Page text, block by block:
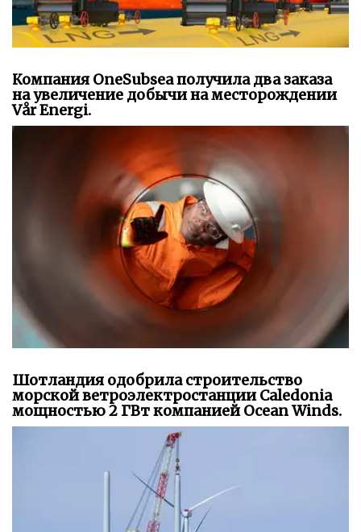
Компания OneSubsea получила два заказа
на увеличение добычи на месторождении
Vår Energi.
Шотландия одобрила строительство
морской ветроэлектростанции Caledonia
мощностью 2 ГВт компанией Ocean Winds.